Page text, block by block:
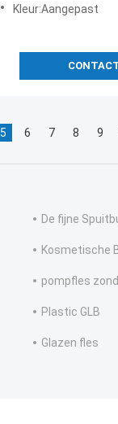
Kleur:Aangepast
5 6 7 8 9
De fijne
Kosmetische
pompfles
Plastic GLB
Glazen fles